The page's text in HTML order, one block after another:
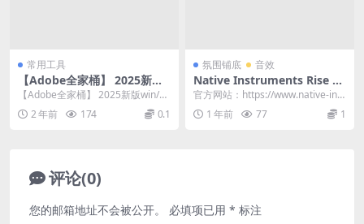
常用工具
【Adobe全家桶】 2025新版
win/mac 以及往年各种版本
大合集 可挑选您适合的版本！
【Adobe全家桶】 2025新版win/m
ac 以及往年各种版本大合集 可挑
选...2 年前 174 0.1
氛围铺底 音效
Native Instruments Rise &
Hit v1.2.0 – Kontakt电影配
乐影视音效音色库
官方网站：https://www.native-inst
ruments.com/...
1 年前 77 1
评论(0)
您的邮箱地址不会被公开。 必填项已用 * 标注